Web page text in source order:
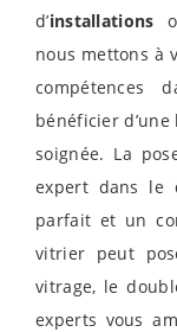
d’installations
nous mettons à
compétences
bénéficier
soignée. La
expert dans le
parfait et un
vitrier peut
vitrage, le
experts vous